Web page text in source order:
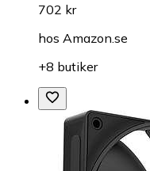
702 kr
hos Amazon.se
+8 butiker